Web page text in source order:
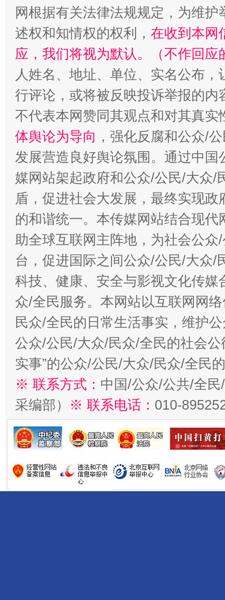
扯下公款旅游的“隐身衣” 如何以
“蜀中异人”王建安的艺术幻境
网根据有关法律法规规定，为维
述权和知情权的权利， 在收到本网
应，我们将视为默认。（不作回应
人姓名、地址、单位、实名公布
行评论，或将被反映投诉举报的
不代表本网赞同其观点和对其真实
体舆论为导向 ，强化反腐和公众/
发展营造良好舆论氛围。通过中
媒网站架起政府和公众/公民/大众/
盾，促进社会大发展，最终实现
的和谐统一。本传媒网站结合现
助全球互联网主阵地，为社会公
台，促进国际之间公众/公民/大众/
科技、健康、安全与影视文化传
众/全民服务。本网站以互联网网
民众/全民的日常生活事实，维护
公众/公民/大众/民众/全民的社会公
实事”的公众/公民/大众/民众/全民
※ 联系方式： 中国/公众/公共/全
采编部） ※ 联系电话： 010-